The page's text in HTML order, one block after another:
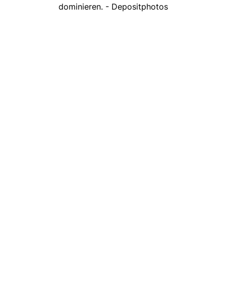
dominieren. - Depositphotos